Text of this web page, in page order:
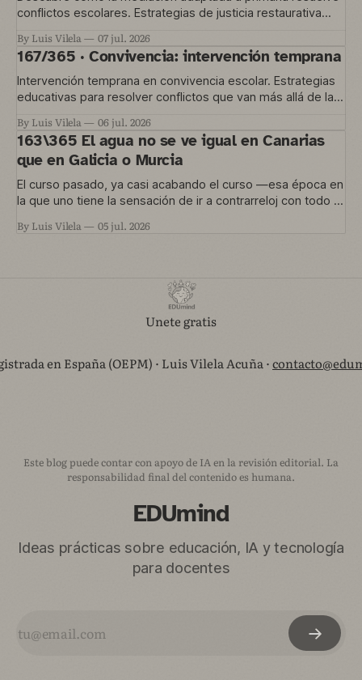
conflictos escolares. Estrategias de justicia restaurativa
By Luis Vilela 07 jul. 2026
167/365 · Convivencia: intervención temprana
Intervención temprana en convivencia escolar. Estrategias
educativas para resolver conflictos que van más allá de las
By Luis Vilela 06 jul. 2026
163\365 El agua no se ve igual en Canarias
que en Galicia o Murcia
El curso pasado, ya casi acabando el curso —esa época en
la que uno tiene la sensación de ir a contrarreloj con todo lo
proyecto que está en marcha ahora. Una convocatoria de
By Luis Vilela 05 jul. 2026
Unete gratis
en España (OEPM) · Luis Vilela Acuña ·
Este blog puede contar con apoyo de IA en la revisión editorial. La
responsabilidad final del contenido es humana.
EDUmind
Ideas prácticas sobre educación, IA y tecnología
para docentes